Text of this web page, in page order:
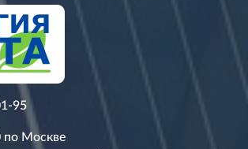
95
по Москве